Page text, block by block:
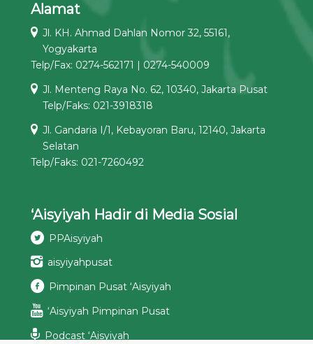
Alamat
Jl. KH. Ahmad Dahlan Nomor 32, 55161,
Yogyakarta
Telp/Fax: 0274-562171 | 0274-540009
Jl. Menteng Raya No. 62, 10340, Jakarta Pusat
Telp/Faks: 021-3918318
Jl. Gandaria I/1, Kebayoran Baru, 12140, Jakarta
Selatan
Telp/Faks: 021-7260492
‘Aisyiyah Hadir di Media Sosial
PPAisyiyah
aisyiyahpusat
Pimpinan Pusat ‘Aisyiyah
‘Aisyiyah Pimpinan Pusat
Podcast ‘Aisyiyah